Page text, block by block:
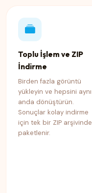
Toplu İşlem ve ZIP
İndirme
Birden fazla görüntü
yükleyin ve hepsini aynı
anda dönüştürün.
Sonuçlar kolay indirme
için tek bir ZIP arşivinde
paketlenir.